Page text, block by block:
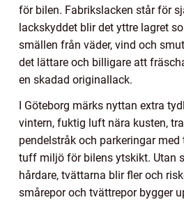
för bilen. Fabrikslacken står för
lackskyddet blir det yttre lagret
smällen från väder, vind och
det lättare och billigare att
en skadad originallack.
I Göteborg märks nyttan extra
vintern, fuktig luft nära kusten,
pendelstråk och parkeringar
tuff miljö för bilens ytskikt. Utan
hårdare, tvättarna blir fler och
smårepor och tvättrepor bygger